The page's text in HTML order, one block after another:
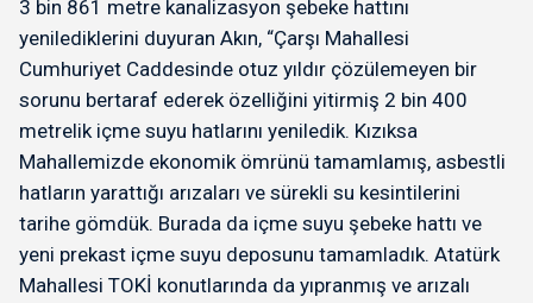
3 bin 861 metre kanalizasyon şebeke hattını
yenilediklerini duyuran Akın, “Çarşı Mahallesi
Cumhuriyet Caddesinde otuz yıldır çözülemeyen bir
sorunu bertaraf ederek özelliğini yitirmiş 2 bin 400
metrelik içme suyu hatlarını yeniledik. Kızıksa
Mahallemizde ekonomik ömrünü tamamlamış, asbestli
hatların yarattığı arızaları ve sürekli su kesintilerini
tarihe gömdük. Burada da içme suyu şebeke hattı ve
yeni prekast içme suyu deposunu tamamladık. Atatürk
Mahallesi TOKİ konutlarında da yıpranmış ve arızalı